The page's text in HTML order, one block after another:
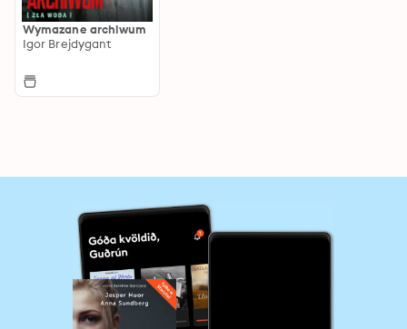
Wymazane archiwum
Igor Brejdygant